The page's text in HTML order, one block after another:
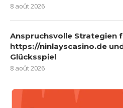
8 août 2026
Anspruchsvolle Strategien
https://ninlayscasino.de
Glücksspiel
8 août 2026